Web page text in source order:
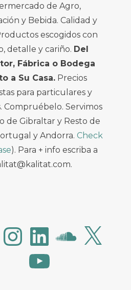
de Agro,
y Bebida. Calidad y
escogidos con
detalle y cariño. Del
Fábrica o Bodega
a Su Casa. Precios
para particulares y
Compruébelo. Servimos
de Gibraltar y Resto de
y Andorra. Check
). Para + info escriba a
InstagramLinkedInSoundCloud
X
YouTube